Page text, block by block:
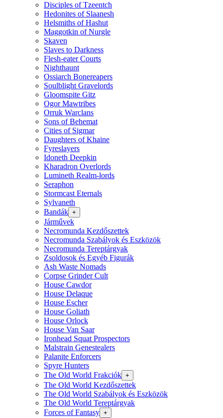
Disciples of Tzeentch
Hedonites of Slaanesh
Helsmiths of Hashut
Maggotkin of Nurgle
Skaven
Slaves to Darkness
Flesh-eater Courts
Nighthaunt
Ossiarch Bonereapers
Soulblight Gravelords
Gloomspite Gitz
Ogor Mawtribes
Orruk Warclans
Sons of Behemat
Cities of Sigmar
Daughters of Khaine
Fyreslayers
Idoneth Deepkin
Kharadron Overlords
Lumineth Realm-lords
Seraphon
Stormcast Eternals
Sylvaneth
Bandák +
Járművek
Necromunda Kezdőszettek
Necromunda Szabályok és Eszközök
Necromunda Tereptárgyak
Zsoldosok és Egyéb Figurák
Ash Waste Nomads
Corpse Grinder Cult
House Cawdor
House Delaque
House Escher
House Goliath
House Orlock
House Van Saar
Ironhead Squat Prospectors
Malstrain Genestealers
Palanite Enforcers
Spyre Hunters
The Old World Frakciók +
The Old World Kezdőszettek
The Old World Szabályok és Eszközök
The Old World Tereptárgyak
Forces of Fantasy +